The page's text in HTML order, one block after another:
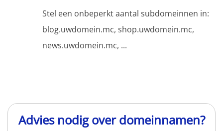
Stel een onbeperkt aantal subdomeinnen in:
blog.uwdomein.mc, shop.uwdomein.mc,
news.uwdomein.mc, ...
Advies nodig over domeinnamen?